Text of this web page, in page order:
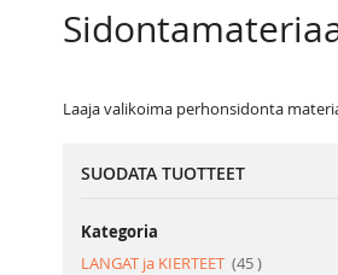
Laaja valikoima perhonsidonta
SUODATA TUOTTEET
Kategoria
LANGAT ja KIERTEET 45tuote